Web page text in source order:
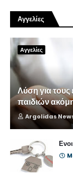
Αγγελίες
Αγγελίες
Λύση για τους
παιδιών
Argolidas